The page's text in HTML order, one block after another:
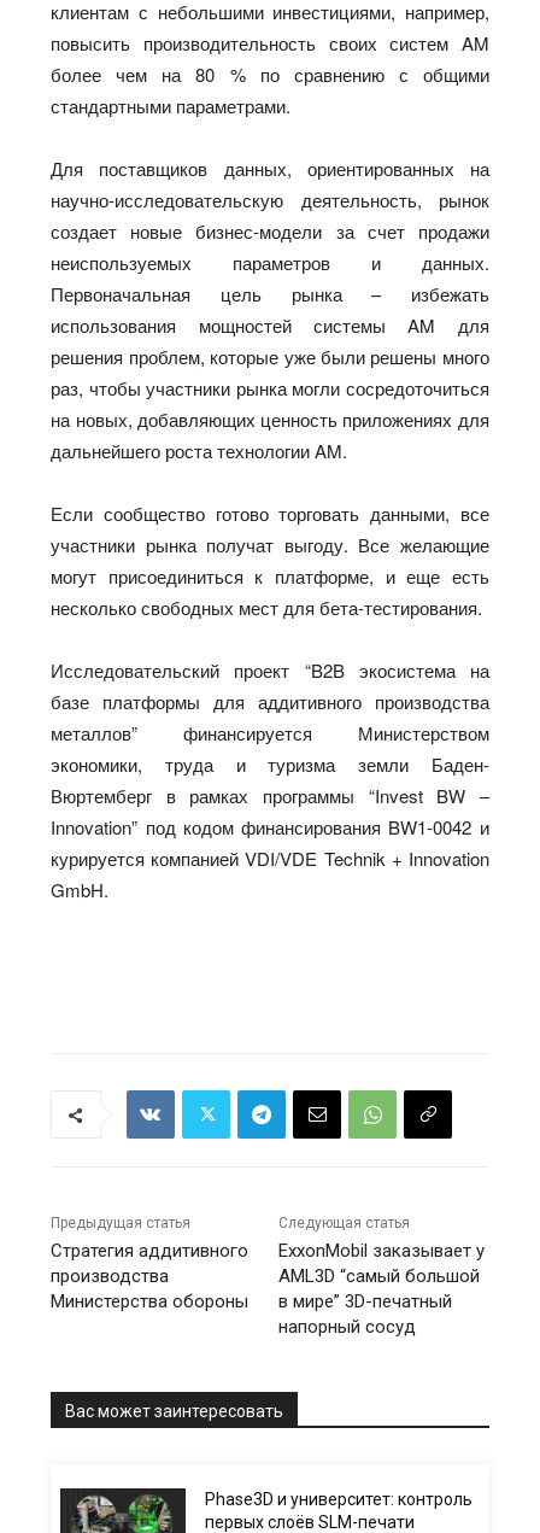
клиентам с небольшими инвестициями, например,
повысить производительность своих систем AM
более чем на 80 % по сравнению с общими
стандартными параметрами.
Для поставщиков данных, ориентированных на
научно-исследовательскую деятельность, рынок
создает новые бизнес-модели за счет продажи
неиспользуемых параметров и данных.
Первоначальная цель рынка – избежать
использования мощностей системы AM для
решения проблем, которые уже были решены много
раз, чтобы участники рынка могли сосредоточиться
на новых, добавляющих ценность приложениях для
дальнейшего роста технологии AM.
Если сообщество готово торговать данными, все
участники рынка получат выгоду. Все желающие
могут присоединиться к платформе, и еще есть
несколько свободных мест для бета-тестирования.
Исследовательский проект “B2B экосистема на
базе платформы для аддитивного производства
металлов” финансируется Министерством
экономики, труда и туризма земли Баден-
Вюртемберг в рамках программы “Invest BW –
Innovation” под кодом финансирования BW1-0042 и
курируется компанией VDI/VDE Technik + Innovation
GmbH.
Предыдущая статья
Стратегия аддитивного
производства
Министерства обороны
Следующая статья
ExxonMobil заказывает у
AML3D “самый большой
в мире” 3D-печатный
напорный сосуд
Вас может заинтересовать
Phase3D и университет: контроль
первых слоёв SLM-печати